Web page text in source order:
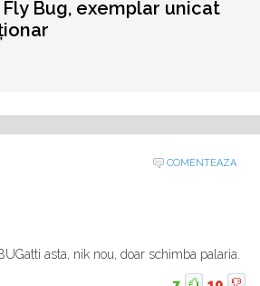
Bug, exemplar unicat
COMENTEAZA
asta, nik nou, doar schimba palaria.